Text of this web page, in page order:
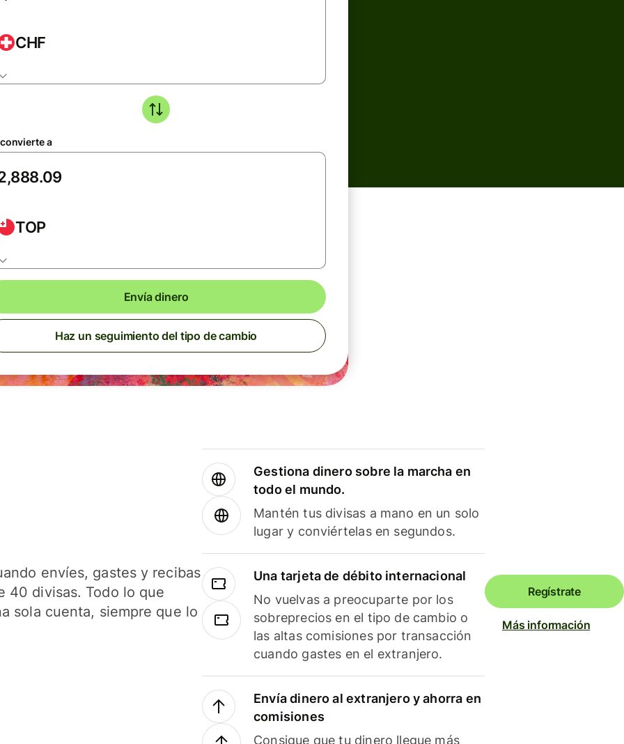
CHF
a
TOP
Envía dinero
Haz un seguimiento del tipo de cambio
envíes, gastes y recibas
40 divisas. Todo lo que
sola cuenta, siempre que lo
Gestiona dinero sobre la marcha en
todo el mundo.
Mantén tus divisas a mano en un solo
lugar y conviértelas en segundos.
Una tarjeta de débito internacional
No vuelvas a preocuparte por los
sobreprecios en el tipo de cambio o
las altas comisiones por transacción
cuando gastes en el extranjero.
Envía dinero al extranjero y ahorra en
comisiones
Consigue que tu dinero llegue más
Regístrate
Más información